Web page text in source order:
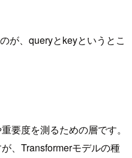
が、queryとkeyというとこ
要度を測るための層です。
、Transformerモデルの種